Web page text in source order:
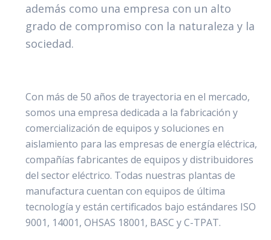
además como una empresa con un alto
grado de compromiso con la naturaleza y la
sociedad.
Con más de 50 años de trayectoria en el mercado,
somos una empresa dedicada a la fabricación y
comercialización de equipos y soluciones en
aislamiento para las empresas de energía eléctrica,
compañías fabricantes de equipos y distribuidores
del sector eléctrico. Todas nuestras plantas de
manufactura cuentan con equipos de última
tecnología y están certificados bajo estándares ISO
9001, 14001, OHSAS 18001, BASC y C-TPAT.